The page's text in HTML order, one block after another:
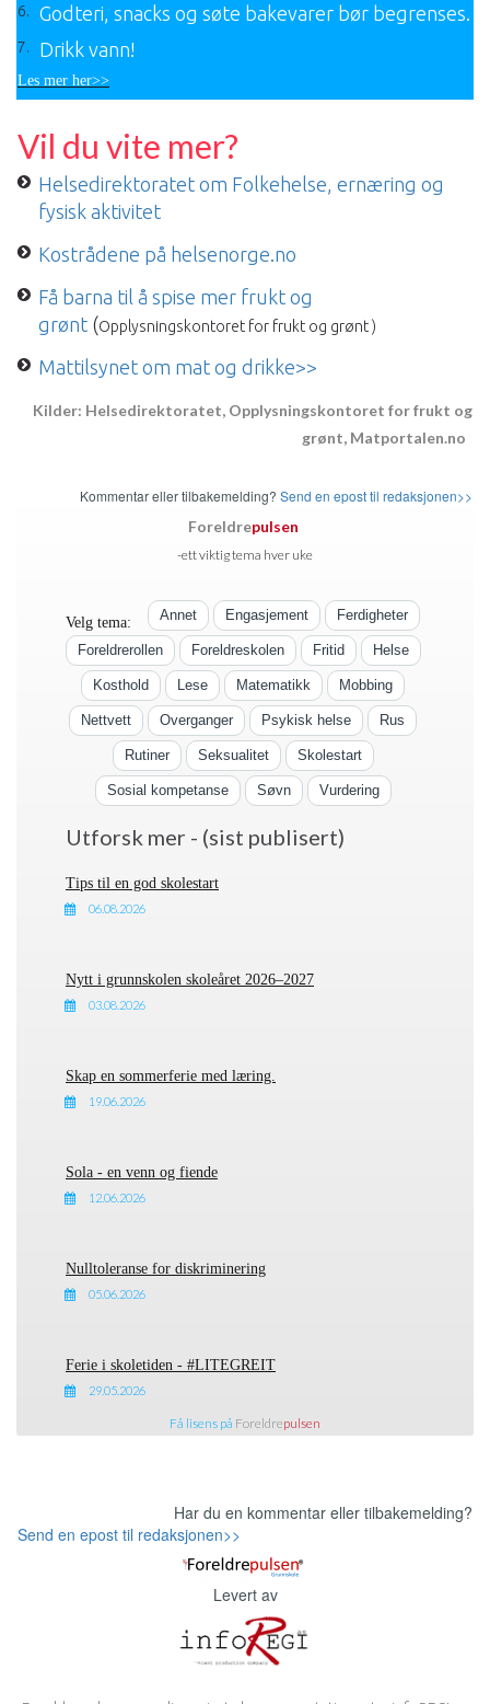
Godteri, snacks og søte bakevarer bør begrenses.
Drikk vann!
Les mer her>>
Vil du vite mer?
Helsedirektoratet om Folkehelse, ernæring og
fysisk aktivitet
Kostrådene på helsenorge.no
Få barna til å spise mer frukt og
grønt (Opplysningskontoret for frukt og grønt )
Mattilsynet om mat og drikke>>
Kilder: Helsedirektoratet, Opplysningskontoret for frukt og
grønt, Matportalen.no
Kommentar eller tilbakemelding? Send en epost til redaksjonen>>
Foreldrepulsen
-ett viktig tema hver uke
Velg tema: Annet Engasjement Ferdigheter
Foreldrerollen Foreldreskolen Fritid Helse
Kosthold Lese Matematikk Mobbing
Nettvett Overganger Psykisk helse Rus
Rutiner Seksualitet Skolestart
Sosial kompetanse Søvn Vurdering
Utforsk mer - (sist publisert)
Tips til en god skolestart
06.08.2026
Nytt i grunnskolen skoleåret 2026–2027
03.08.2026
Skap en sommerferie med læring.
19.06.2026
Sola - en venn og fiende
12.06.2026
Nulltoleranse for diskriminering
05.06.2026
Ferie i skoletiden - #LITEGREIT
29.05.2026
Få lisens på Foreldrepulsen
Har du en kommentar eller tilbakemelding?
Send en epost til redaksjonen>>
Levert av